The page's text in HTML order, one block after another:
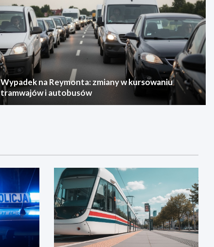
Wypadek na Reymonta: zmiany w kursowaniu
tramwajów i autobusów